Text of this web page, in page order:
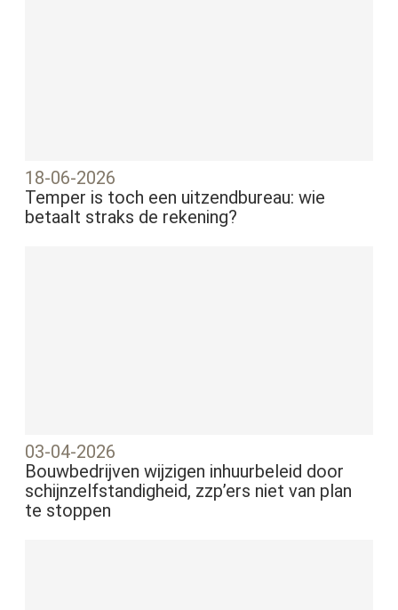
18-06-2026
Temper is toch een uitzendbureau: wie
betaalt straks de rekening?
03-04-2026
Bouwbedrijven wijzigen inhuurbeleid door
schijnzelfstandigheid, zzp’ers niet van plan
te stoppen